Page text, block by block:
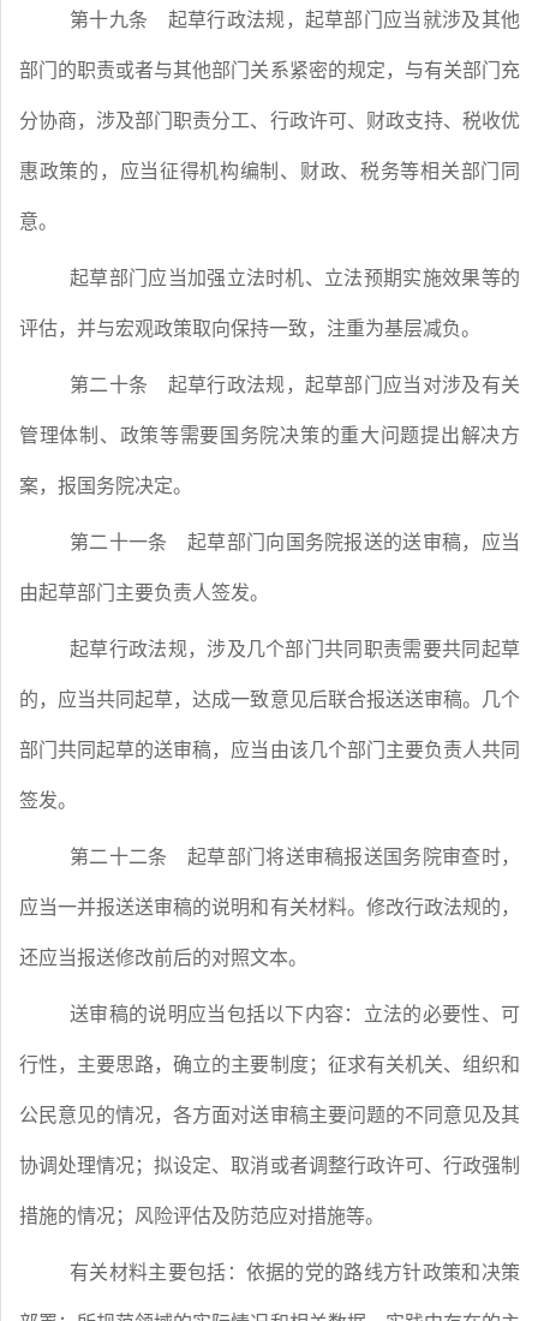
第十九条 起草行政法规，起草部门应当就涉及其他
部门的职责或者与其他部门关系紧密的规定，与有关部门充
分协商，涉及部门职责分工、行政许可、财政支持、税收优
惠政策的，应当征得机构编制、财政、税务等相关部门同
意。
起草部门应当加强立法时机、立法预期实施效果等的
评估，并与宏观政策取向保持一致，注重为基层减负。
第二十条 起草行政法规，起草部门应当对涉及有关
管理体制、政策等需要国务院决策的重大问题提出解决方
案，报国务院决定。
第二十一条 起草部门向国务院报送的送审稿，应当
由起草部门主要负责人签发。
起草行政法规，涉及几个部门共同职责需要共同起草
的，应当共同起草，达成一致意见后联合报送送审稿。几个
部门共同起草的送审稿，应当由该几个部门主要负责人共同
签发。
第二十二条 起草部门将送审稿报送国务院审查时，
应当一并报送送审稿的说明和有关材料。修改行政法规的，
还应当报送修改前后的对照文本。
送审稿的说明应当包括以下内容：立法的必要性、可
行性，主要思路，确立的主要制度；征求有关机关、组织和
公民意见的情况，各方面对送审稿主要问题的不同意见及其
协调处理情况；拟设定、取消或者调整行政许可、行政强制
措施的情况；风险评估及防范应对措施等。
有关材料主要包括：依据的党的路线方针政策和决策